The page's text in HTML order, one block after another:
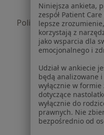
Polityka
Polityka prywatności
dane
Jak działają
Praca
Niniejsza ankieta,
zespół Patient
lepsze
korzystają z
jako wsparcia dla
emocjonalnego i
Udział w ankiecie
będą analizowane
wyłącznie w
dotyczące
wyłącznie do
prawnych. Nie
bezpośrednio od